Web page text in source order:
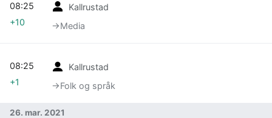
Kallrustad
→‎Media
08:25
+10
Kallrustad
→‎Folk og språk
08:25
+1
26. mar. 2021